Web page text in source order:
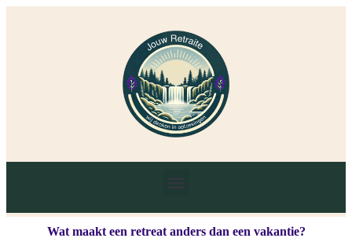
Wat maakt een retreat anders dan een vakantie?